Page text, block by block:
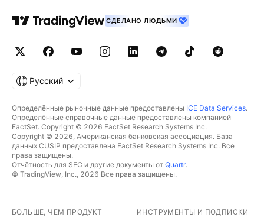
СДЕЛАНО ЛЮДЬМИ
Русский
Определённые рыночные данные предоставлены ICE Data Services.
Определённые справочные данные предоставлены компанией
FactSet. Copyright © 2026 FactSet Research Systems Inc.
Copyright © 2026, Американская банковская ассоциация. База
данных CUSIP предоставлена FactSet Research Systems Inc. Все
права защищены.
Отчётность для SEC и другие документы от Quartr.
© TradingView, Inc., 2026 Все права защищены.
БОЛЬШЕ, ЧЕМ ПРОДУКТ ИНСТРУМЕНТЫ И ПОДПИСКИ